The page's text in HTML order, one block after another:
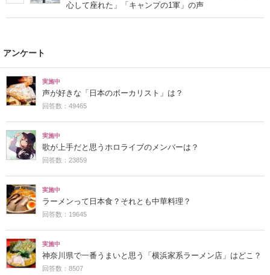
心して座れた」「キャンプの1軍」の声
アンケート
実施中
声が好きな「日本のボーカリスト」は？
回答数：49465
実施中
歌が上手だと思うホロライブのメンバーは？
回答数：23859
実施中
ラーメンって日本食？それとも中華料理？
回答数：19645
実施中
神奈川県で一番うまいと思う「横浜家系ラーメン店」はどこ？
回答数：8507